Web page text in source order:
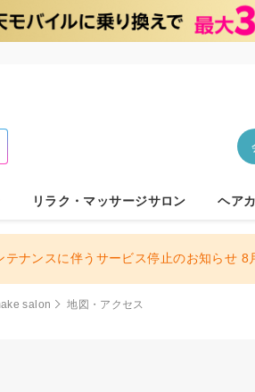
リラク・マッサージサロン ヘア
テナンスに伴うサービス停止のお知らせ
salon 地図・アクセス